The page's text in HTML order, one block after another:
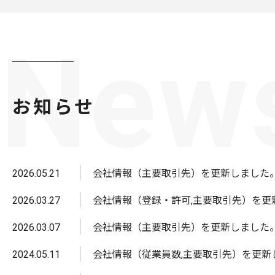
お知らせ
News
2026.05.21 会社情報（主要取引先）を更新しました。
2026.03.27 会社情報（登録・許可,主要取引先）を更
2026.03.07 会社情報（主要取引先）を更新しました。
2024.05.11 会社情報（従業員数,主要取引先）を更新